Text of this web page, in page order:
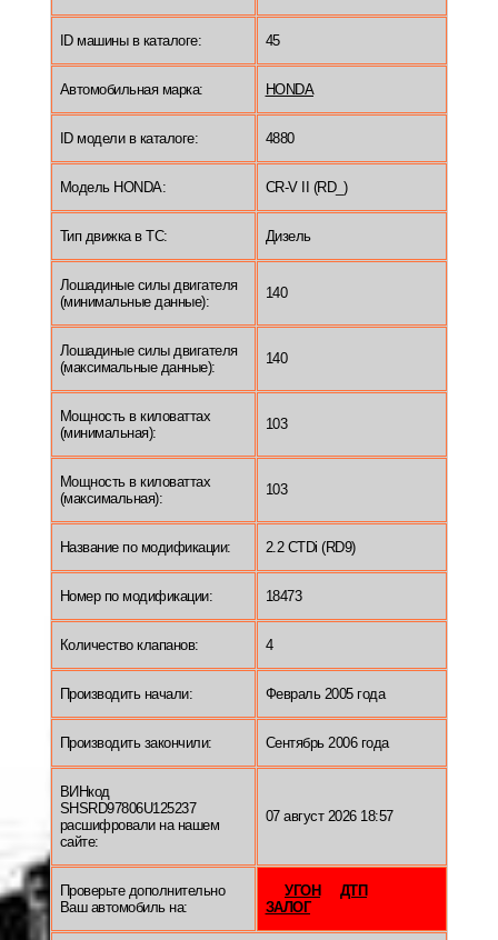
ID машины в каталоге: 45
Автомобильная марка: HONDA
ID модели в каталоге: 4880
Модель HONDA: CR-V II (RD_)
Тип движка в ТС: Дизель
Лошадиные силы двигателя
(минимальные данные):
140
Лошадиные силы двигателя
(максимальные данные):
140
Мощность в киловаттах
(минимальная):
103
Мощность в киловаттах
(максимальная):
103
Название по модификации: 2.2 CTDi (RD9)
Номер по модификации: 18473
Количество клапанов: 4
Производить начали: Февраль 2005 года
Производить закончили: Сентябрь 2006 года
ВИНкод
SHSRD97806U125237
расшифровали на нашем
сайте:
07 август 2026 18:57
Проверьте дополнительно
Ваш автомобиль на:
УГОН
ДТП
ЗАЛОГ